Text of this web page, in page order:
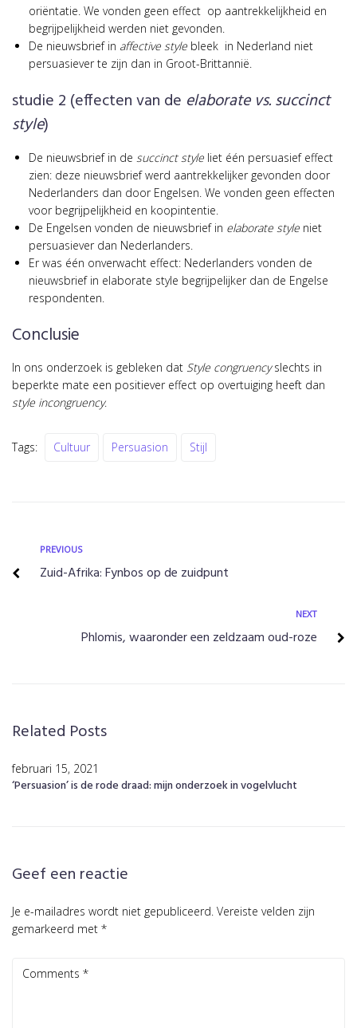
oriëntatie. We vonden geen effect op aantrekkelijkheid en
begrijpelijkheid werden niet gevonden.
De nieuwsbrief in affective style bleek in Nederland niet
persuasiever te zijn dan in Groot-Brittannië.
studie 2 (effecten van de elaborate vs. succinct
style)
De nieuwsbrief in de succinct style liet één persuasief effect
zien: deze nieuwsbrief werd aantrekkelijker gevonden door
Nederlanders dan door Engelsen. We vonden geen effecten
voor begrijpelijkheid en koopintentie.
De Engelsen vonden de nieuwsbrief in elaborate style niet
persuasiever dan Nederlanders.
Er was één onverwacht effect: Nederlanders vonden de
nieuwsbrief in elaborate style begrijpelijker dan de Engelse
respondenten.
Conclusie
In ons onderzoek is gebleken dat Style congruencyslechts in
beperkte mate een positiever effect op overtuiging heeft dan
style incongruency.
Tags: Cultuur Persuasion Stijl
Bericht
navigatie
Previous
PREVIOUS
Zuid-Afrika: Fynbos op de zuidpunt
NEXT
Phlomis, waaronder een zeldzaam oud-roze
Related Posts
februari 15, 2021
‘Persuasion’ is de rode draad: mijn onderzoek in vogelvlucht
Geef een reactie
Je e-mailadres wordt niet gepubliceerd. Vereiste velden zijn
gemarkeerd met *